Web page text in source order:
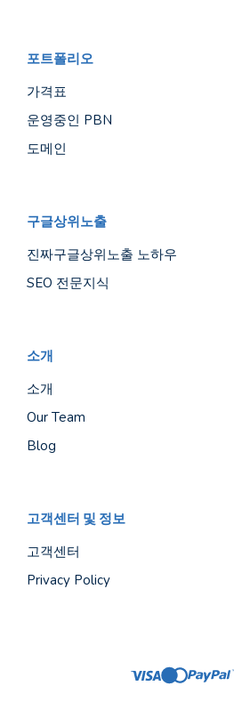
포트폴리오
가격표
운영중인 PBN
도메인
구글상위노출
진짜구글상위노출 노하우
SEO 전문지식
소개
소개
Our Team
Blog
고객센터 및 정보
고객센터
Privacy Policy